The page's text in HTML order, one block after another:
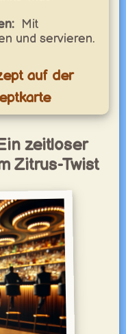
Mit
und servieren.
auf der
zeitloser
Zitrus-Twist